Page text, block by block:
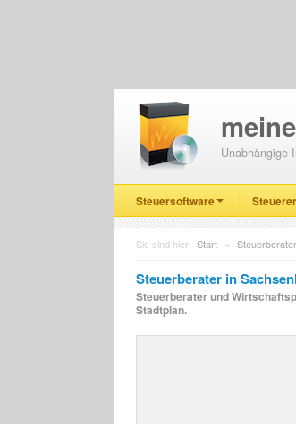
meine
Unabhängige
Steuersoftware
Sie sind hier: Start » Steuerberater
Steuerberater in
Steuerberater und
Stadtplan.